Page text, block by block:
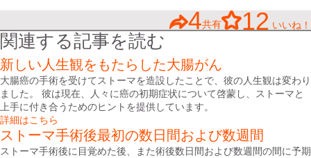
4共有 12 いいね！
関連する記事を読む
新しい人生観をもたらした大腸がん
大腸癌の手術を受けてストーマを造設したことで、彼の人生観は変わり
ました。 彼は現在、人々に癌の初期症状について啓蒙し、ストーマと
上手に付き合うためのヒントを提供しています。
詳細はこちら
ストーマ手術後最初の数日間および数週間
ストーマ手術後に目覚めた後、また術後数日間および数週間の間に予期